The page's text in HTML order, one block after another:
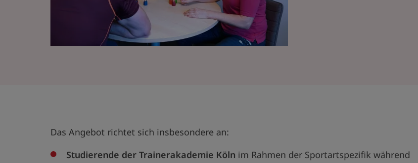
Das Angebot richtet sich insbesondere an:
Studierende der Trainerakademie Köln im Rahmen der Sportartspezifik während